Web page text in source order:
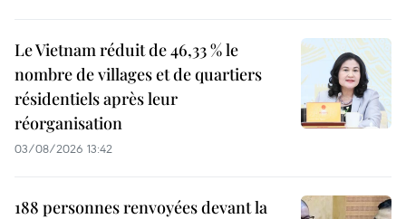
Le Vietnam réduit de 46,33 % le
nombre de villages et de quartiers
résidentiels après leur
réorganisation
03/08/2026 13:42
188 personnes renvoyées devant la